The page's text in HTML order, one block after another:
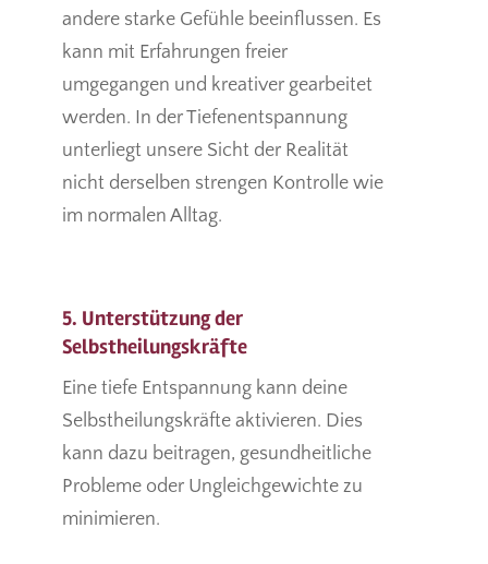
andere starke Gefühle beeinflussen. Es
kann mit Erfahrungen freier
umgegangen und kreativer gearbeitet
werden. In der Tiefenentspannung
unterliegt unsere Sicht der Realität
nicht derselben strengen Kontrolle wie
im normalen Alltag.
5. Unterstützung der
Selbstheilungskräfte
Eine tiefe Entspannung kann deine
Selbstheilungskräfte aktivieren. Dies
kann dazu beitragen, gesundheitliche
Probleme oder Ungleichgewichte zu
minimieren.